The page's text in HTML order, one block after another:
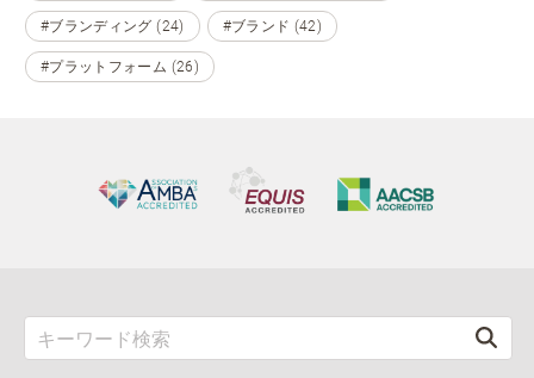
#ブランディング (24) #ブランド (42)
#プラットフォーム (26)